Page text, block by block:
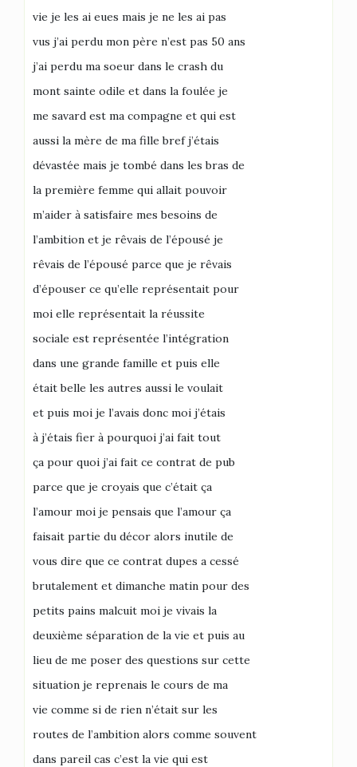
vie je les ai eues mais je ne les ai pas
vus j’ai perdu mon père n’est pas 50 ans
j’ai perdu ma soeur dans le crash du
mont sainte odile et dans la foulée je
me savard est ma compagne et qui est
aussi la mère de ma fille bref j’étais
dévastée mais je tombé dans les bras de
la première femme qui allait pouvoir
m’aider à satisfaire mes besoins de
l’ambition et je rêvais de l’épousé je
rêvais de l’épousé parce que je rêvais
d’épouser ce qu’elle représentait pour
moi elle représentait la réussite
sociale est représentée l’intégration
dans une grande famille et puis elle
était belle les autres aussi le voulait
et puis moi je l’avais donc moi j’étais
à j’étais fier à pourquoi j’ai fait tout
ça pour quoi j’ai fait ce contrat de pub
parce que je croyais que c’était ça
l’amour moi je pensais que l’amour ça
faisait partie du décor alors inutile de
vous dire que ce contrat dupes a cessé
brutalement et dimanche matin pour des
petits pains malcuit moi je vivais la
deuxième séparation de la vie et puis au
lieu de me poser des questions sur cette
situation je reprenais le cours de ma
vie comme si de rien n’était sur les
routes de l’ambition alors comme souvent
dans pareil cas c’est la vie qui est